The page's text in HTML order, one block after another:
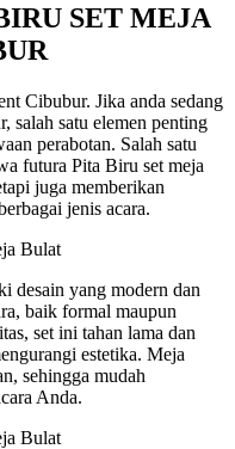
SET MEJA
Cibubur. Jika anda sedang
salah satu elemen penting
perabotan. Salah satu
futura Pita Biru set meja
juga memberikan
jenis acara.
desain yang modern dan
baik formal maupun
set ini tahan lama dan
estetika. Meja
sehingga mudah
Anda.